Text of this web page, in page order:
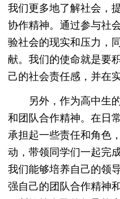
我们更多地了解社会，
协作精神。通过参与社
验社会的现实和压力，
献。我们的使命就是要
己的社会责任感，并在
另外，作为高中生的
和团队合作精神。在日
承担起一些责任和角色
动，带领同学们一起完
我们能够培养自己的领
强自己的团队合作精神